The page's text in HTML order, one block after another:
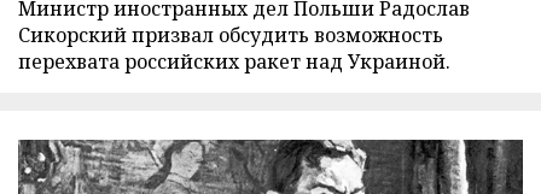
Министр иностранных дел Польши Радослав
Сикорский призвал обсудить возможность
перехвата российских ракет над Украиной.